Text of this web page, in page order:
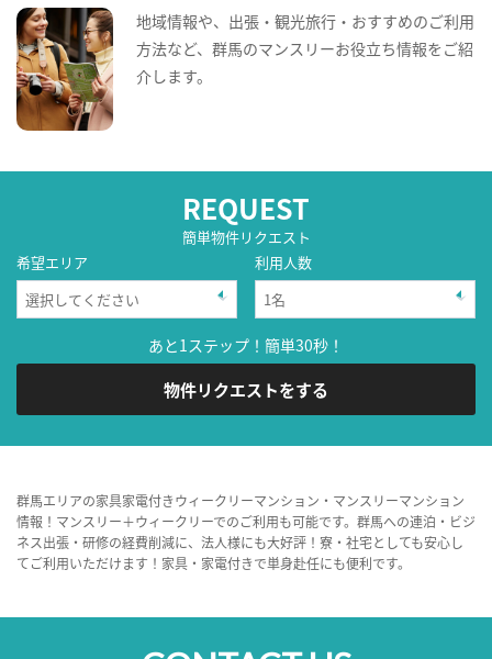
地域情報や、出張・観光旅行・おすすめのご利用
方法など、群馬のマンスリーお役立ち情報をご紹
介します。
REQUEST
簡単物件リクエスト
希望エリア
利用人数
あと1ステップ！簡単30秒！
物件リクエストをする
群馬エリアの家具家電付きウィークリーマンション・マンスリーマンション
情報！マンスリー＋ウィークリーでのご利用も可能です。群馬への連泊・ビジ
ネス出張・研修の経費削減に、法人様にも大好評！寮・社宅としても安心し
てご利用いただけます！家具・家電付きで単身赴任にも便利です。